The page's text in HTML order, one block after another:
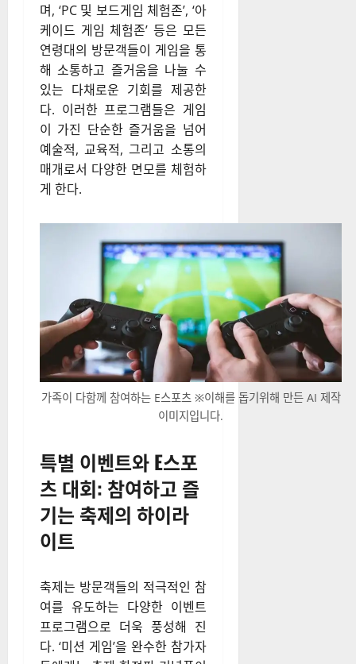
며, ‘PC 및 보드게임 체험존’, ‘아
케이드 게임 체험존’ 등은 모든
연령대의 방문객들이 게임을 통
해 소통하고 즐거움을 나눌 수
있는 다채로운 기회를 제공한
다. 이러한 프로그램들은 게임
이 가진 단순한 즐거움을 넘어
예술적, 교육적, 그리고 소통의
매개로서 다양한 면모를 체험하
게 한다.
가족이 다함께 참여하는 E스포츠 ※이해를 돕기위해 만든 AI 제작
이미지입니다.
특별 이벤트와 E스포
츠 대회: 참여하고 즐
기는 축제의 하이라
이트
축제는 방문객들의 적극적인 참
여를 유도하는 다양한 이벤트
프로그램으로 더욱 풍성해 진
다. ‘미션 게임’을 완수한 참가자